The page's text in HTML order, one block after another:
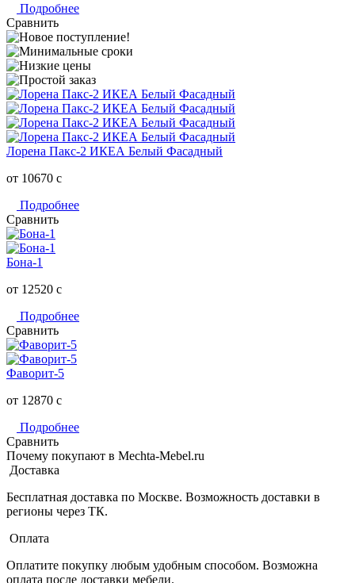
Подробнее
Сравнить
Лорена Пакс-2 ИКЕА Белый Фасадный
от 10670 c
Подробнее
Сравнить
Бона-1
от 12520 c
Подробнее
Сравнить
Фаворит-5
от 12870 c
Подробнее
Сравнить
Почему покупают в Mechta-Mebel.ru
Доставка
Бесплатная доставка по Москве. Возможность доставки в
регионы через ТК.
Оплата
Оплатите покупку любым удобным способом. Возможна
оплата после доставки мебели.